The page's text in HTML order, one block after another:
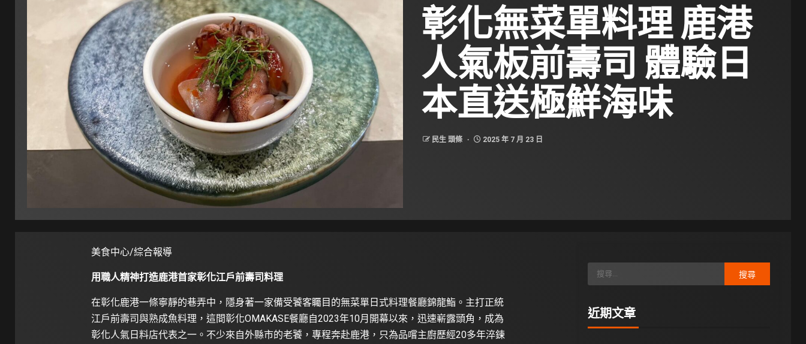
彰化無菜單料理 鹿港
人氣板前壽司 體驗日
本直送極鮮海味
民生 頭條 2025 年 7 月 23 日
美食中心/綜合報導
用職人精神打造鹿港首家彰化江戶前壽司料理
在彰化鹿港一條寧靜的巷弄中，隱身著一家備受饕客矚目的無菜單日式料理餐廳錦龍鮨。主打正統
江戶前壽司與熟成魚料理，這間彰化OMAKASE餐廳自2023年10月開幕以來，迅速嶄露頭角，成為
彰化人氣日料店代表之一。不少來自外縣市的老饕，專程奔赴鹿港，只為品嚐主廚歷經20多年淬鍊
近期文章